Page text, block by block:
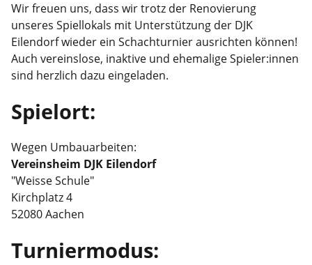
Wir freuen uns, dass wir trotz der Renovierung
unseres Spiellokals mit Unterstützung der DJK
Eilendorf wieder ein Schachturnier ausrichten können!
Auch vereinslose, inaktive und ehemalige Spieler:innen
sind herzlich dazu eingeladen.
Spielort:
Wegen Umbauarbeiten:
Vereinsheim DJK Eilendorf
"Weisse Schule"
Kirchplatz 4
52080 Aachen
Turniermodus: